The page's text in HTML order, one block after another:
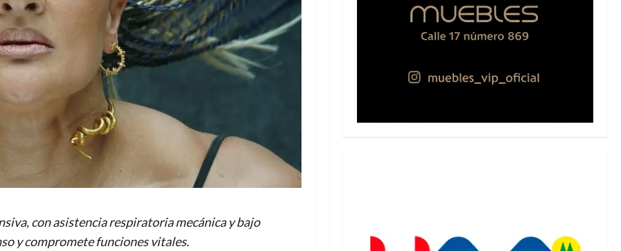
con asistencia respiratoria mecánica y bajo
y compromete funciones vitales.